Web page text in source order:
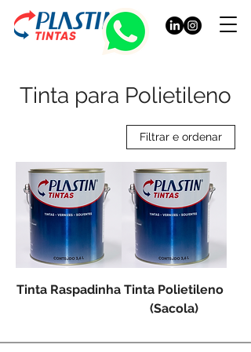
Tinta para Polietileno
Filtrar e ordenar
Tinta Raspadinha Tinta Polietileno
(Sacola)